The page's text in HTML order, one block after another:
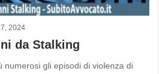
2024
da Stalking
numerosi gli episodi di violenza di